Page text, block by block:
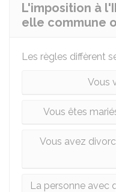
L'imposition à
elle commune
Les règles diffèrent
Vous
Vous êtes
Vous avez
La personne avec